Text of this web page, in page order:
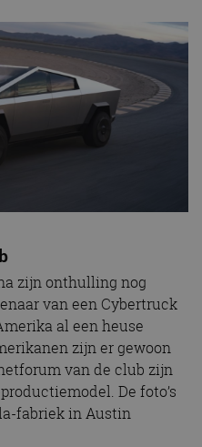
zijn onthulling nog
van een Cybertruck
al een heuse
zijn er gewoon
van de club zijn
De foto’s
fabriek in Austin